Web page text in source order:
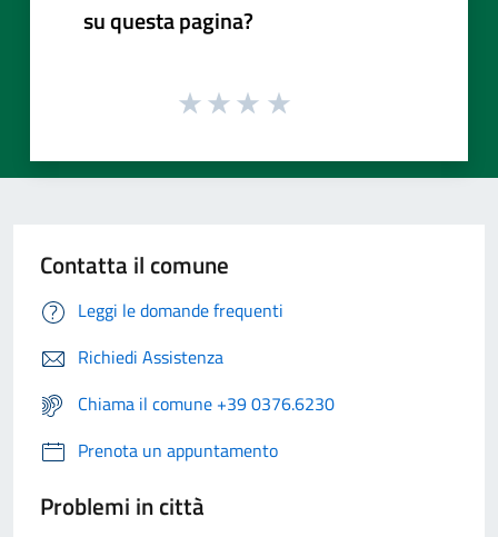
su questa pagina?
Contatta il comune
Leggi le domande frequenti
Richiedi Assistenza
Chiama il comune +39 0376.6230
Prenota un appuntamento
Problemi in città